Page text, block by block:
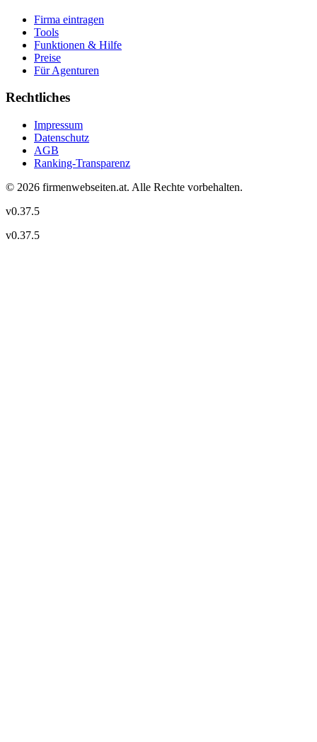
Firma eintragen
Tools
Funktionen & Hilfe
Preise
Für Agenturen
Rechtliches
Impressum
Datenschutz
AGB
Ranking-Transparenz
© 2026 firmenwebseiten.at. Alle Rechte vorbehalten.
v0.37.5
v0.37.5